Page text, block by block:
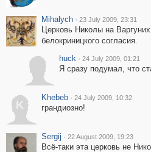
Mihalych · 23 July 2009, 23:31
Церковь Николы на
белокриницкого согласия.
huck · 24 July 2009, 01:21
Я сразу подумал, что
K
Khebeb · 24 July 2009, 10:32
грандиозно!
Sergij · 22 August 2009, 19:23
Всё-таки эта церковь не